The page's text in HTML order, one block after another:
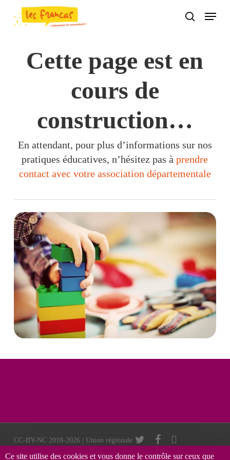
main
search
Menu
Cette page est en
cours de
construction…
En attendant, pour plus d’informations sur nos
pratiques éducatives, n’hésitez pas àprendre
contact avec votre association départementale
CC-BY-NC 2018-2026 | Union régionale
des Francas Auvergne Rhône-Alpes |
twitter facebookvimeo
Panneau de gestion des cookies
Ce site utilise des cookies et vous donne le contrôle sur ceux que